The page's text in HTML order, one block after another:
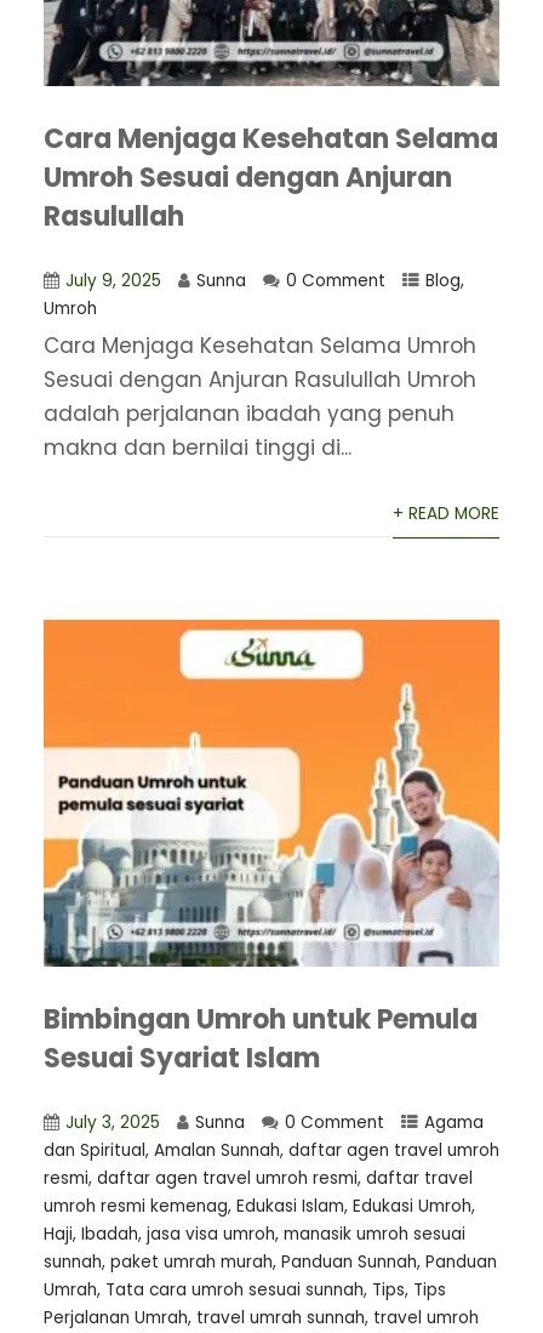
Cara Menjaga Kesehatan Selama
Umroh Sesuai dengan Anjuran
Rasulullah
July 9, 2025 Sunna 0 Comment Blog,
Umroh
Cara Menjaga Kesehatan Selama Umroh
Sesuai dengan Anjuran Rasulullah Umroh
adalah perjalanan ibadah yang penuh
makna dan bernilai tinggi di...
+ READ MORE
Bimbingan Umroh untuk Pemula
Sesuai Syariat Islam
July 3, 2025 Sunna 0 Comment
Agama
dan Spiritual, Amalan Sunnah, daftar agen travel umroh
resmi, ⁠daftar agen travel umroh resmi, daftar travel
umroh resmi kemenag, Edukasi Islam, Edukasi Umroh,
Haji, Ibadah, jasa visa umroh, manasik umroh sesuai
sunnah, paket umrah murah, Panduan Sunnah, Panduan
Umrah, Tata cara umroh sesuai sunnah, Tips, Tips
Perjalanan Umrah, travel umrah sunnah, travel umroh